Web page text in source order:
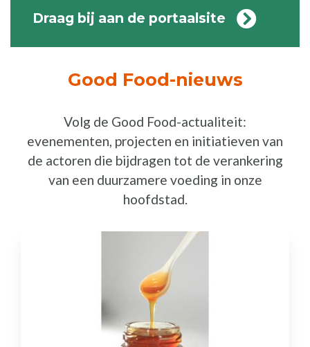
Draag bij aan de portaalsite
Good Food-nieuws
Volg de Good Food-actualiteit:
evenementen, projecten en initiatieven van
de actoren die bijdragen tot de verankering
van een duurzamere voeding in onze
hoofdstad.